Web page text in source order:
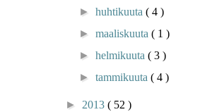
►huhtikuuta( 4 )
►maaliskuuta( 1 )
►helmikuuta( 3 )
►tammikuuta( 4 )
► 2013 ( 52 )